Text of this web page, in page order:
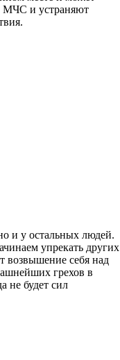
МЧС и устраняют
и у остальных людей.
упрекать других
возвышение себя над
грехов в
не будет сил